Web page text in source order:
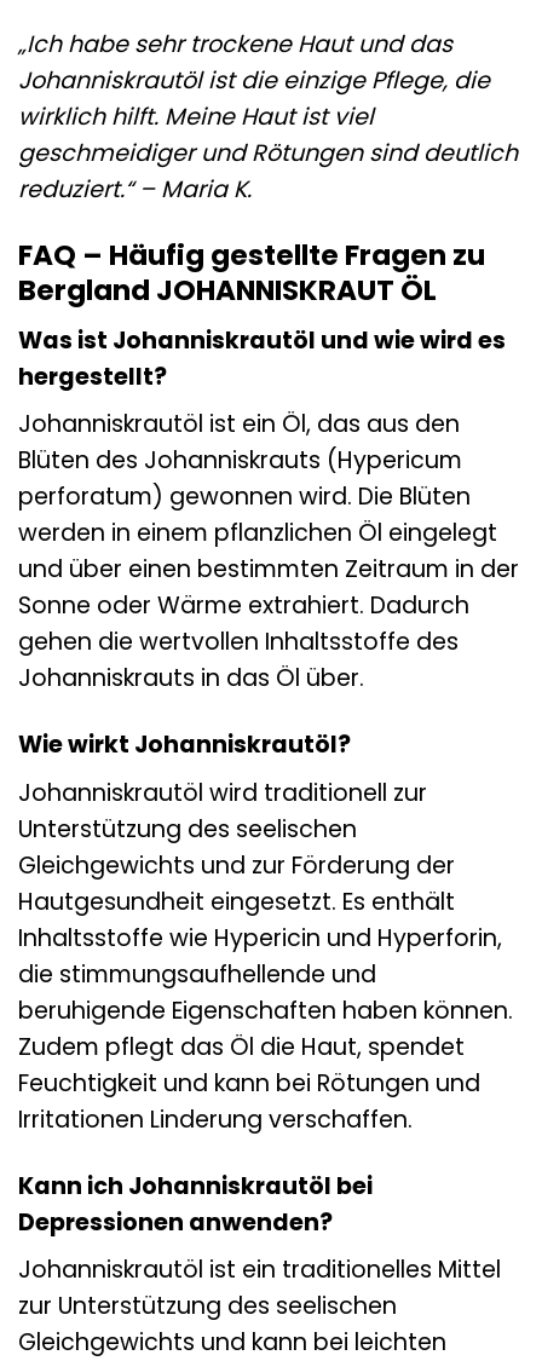
„Ich habe sehr trockene Haut und das
Johanniskrautöl ist die einzige Pflege, die
wirklich hilft. Meine Haut ist viel
geschmeidiger und Rötungen sind deutlich
reduziert.“ – Maria K.
FAQ – Häufig gestellte Fragen zu
Bergland JOHANNISKRAUT ÖL
Was ist Johanniskrautöl und wie wird es
hergestellt?
Johanniskrautöl ist ein Öl, das aus den
Blüten des Johanniskrauts (Hypericum
perforatum) gewonnen wird. Die Blüten
werden in einem pflanzlichen Öl eingelegt
und über einen bestimmten Zeitraum in der
Sonne oder Wärme extrahiert. Dadurch
gehen die wertvollen Inhaltsstoffe des
Johanniskrauts in das Öl über.
Wie wirkt Johanniskrautöl?
Johanniskrautöl wird traditionell zur
Unterstützung des seelischen
Gleichgewichts und zur Förderung der
Hautgesundheit eingesetzt. Es enthält
Inhaltsstoffe wie Hypericin und Hyperforin,
die stimmungsaufhellende und
beruhigende Eigenschaften haben können.
Zudem pflegt das Öl die Haut, spendet
Feuchtigkeit und kann bei Rötungen und
Irritationen Linderung verschaffen.
Kann ich Johanniskrautöl bei
Depressionen anwenden?
Johanniskrautöl ist ein traditionelles Mittel
zur Unterstützung des seelischen
Gleichgewichts und kann bei leichten